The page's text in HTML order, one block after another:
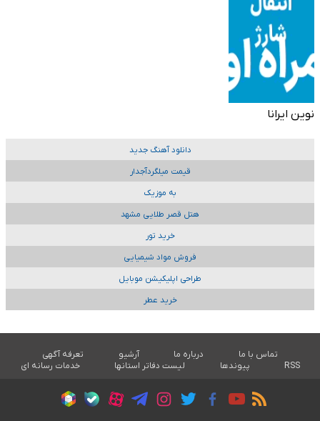
نوین ایرانا
دانلود آهنگ جدید
قیمت میلگردآجدار
به موزیک
هتل قصر طلایی مشهد
خرید تور
فروش مواد شیمیایی
طراحی اپلیکیشن موبایل
خرید عطر
تماس با ما درباره ما آرشیو
تعرفه آگهی
RSS
پیوندها لیست دفاتر استانها خدمات رسانه ای